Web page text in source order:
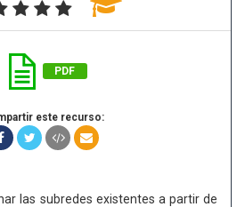
PDF
este recurso:
las subredes existentes a partir de